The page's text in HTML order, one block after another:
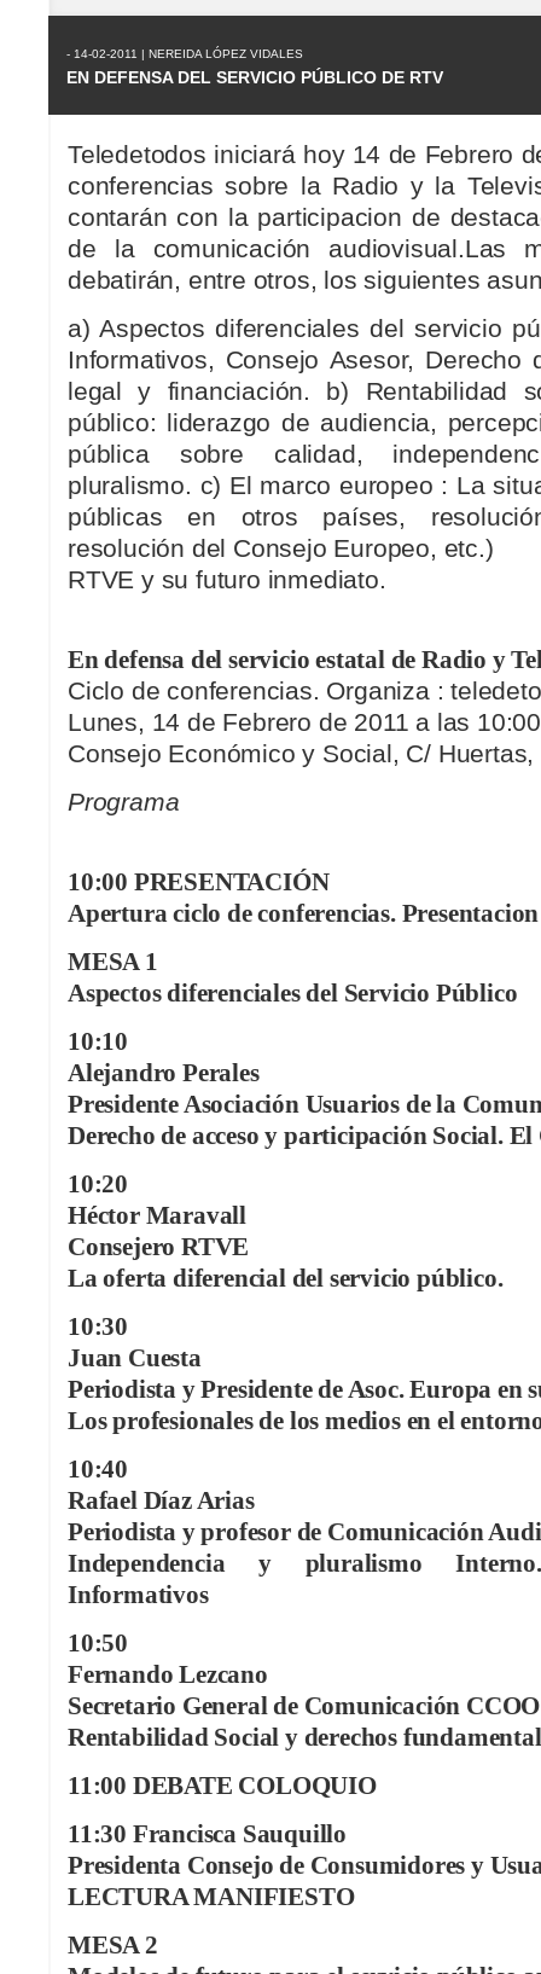
- 14-02-2011 | NEREIDA LÓPEZ VIDALES
EN DEFENSA DEL SERVICIO PÚBLICO DE RTV
Teledetodos iniciará hoy 14 de Febrero
conferencias sobre la Radio y la
contarán con la participacion de
de la comunicación audiovisual.Las
debatirán, entre otros, los siguientes
a) Aspectos diferenciales del servicio
Informativos, Consejo Asesor, Derecho
legal y financiación. b) Rentabilidad
público: liderazgo de audiencia,
pública sobre calidad,
pluralismo. c) El marco europeo : La
públicas en otros países,
resolución del Consejo Europeo, etc.)
RTVE y su futuro inmediato.
En defensa del servicio estatal de Radio y
Ciclo de conferencias. Organiza :
Lunes, 14 de Febrero de 2011 a las 10:00
Consejo Económico y Social, C/ Huertas,
Programa
10:00 PRESENTACIÓN
Apertura ciclo de conferencias.
MESA 1
Aspectos diferenciales del Servicio Público
10:10
Alejandro Perales
Presidente Asociación Usuarios de la
Derecho de acceso y participación Social. El
10:20
Héctor Maravall
Consejero RTVE
La oferta diferencial del servicio público.
10:30
Juan Cuesta
Periodista y Presidente de Asoc. Europa en
Los profesionales de los medios en el
10:40
Rafael Díaz Arias
Periodista y profesor de Comunicación
Independencia y pluralismo
Informativos
10:50
Fernando Lezcano
Secretario General de Comunicación CCOO
Rentabilidad Social y derechos
11:00 DEBATE COLOQUIO
11:30 Francisca Sauquillo
Presidenta Consejo de Consumidores y
LECTURA MANIFIESTO
MESA 2